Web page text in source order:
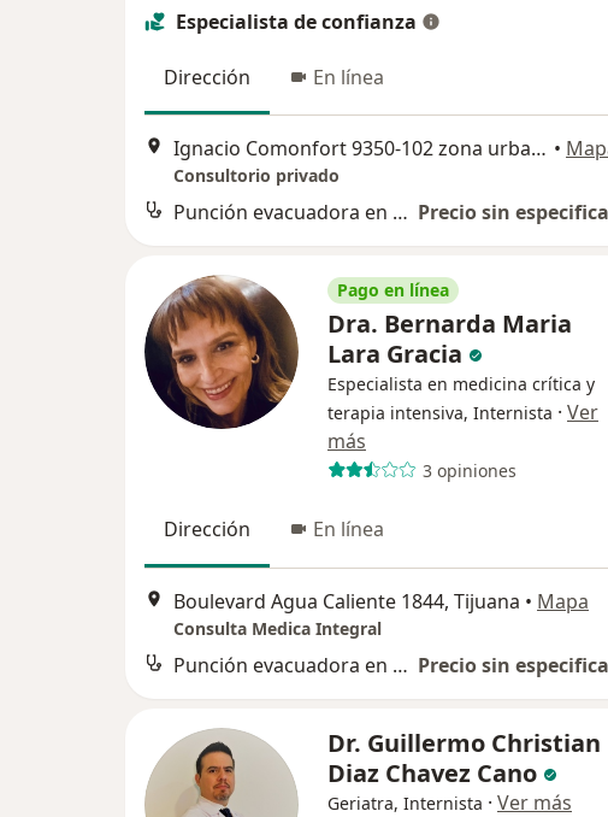
Especialista de confianza
Dirección En línea
Ignacio Comonfort 9350-102 zona urbana río Tijuana, Edif. Paseo II, Tijuana •
Consultorio privado
Punción evacuadora en paracentesis Precio sin
Pago en línea
Dra. Bernarda Maria
Lara Gracia
Especialista en medicina crítica y
terapia intensiva, Internista · Ver
más
3 opiniones
Dirección En línea
Boulevard Agua Caliente 1844, Tijuana • Mapa
Consulta Medica Integral
Punción evacuadora en paracentesis Precio sin
Dr. Guillermo Christian
Diaz Chavez Cano
Geriatra, Internista · Ver más